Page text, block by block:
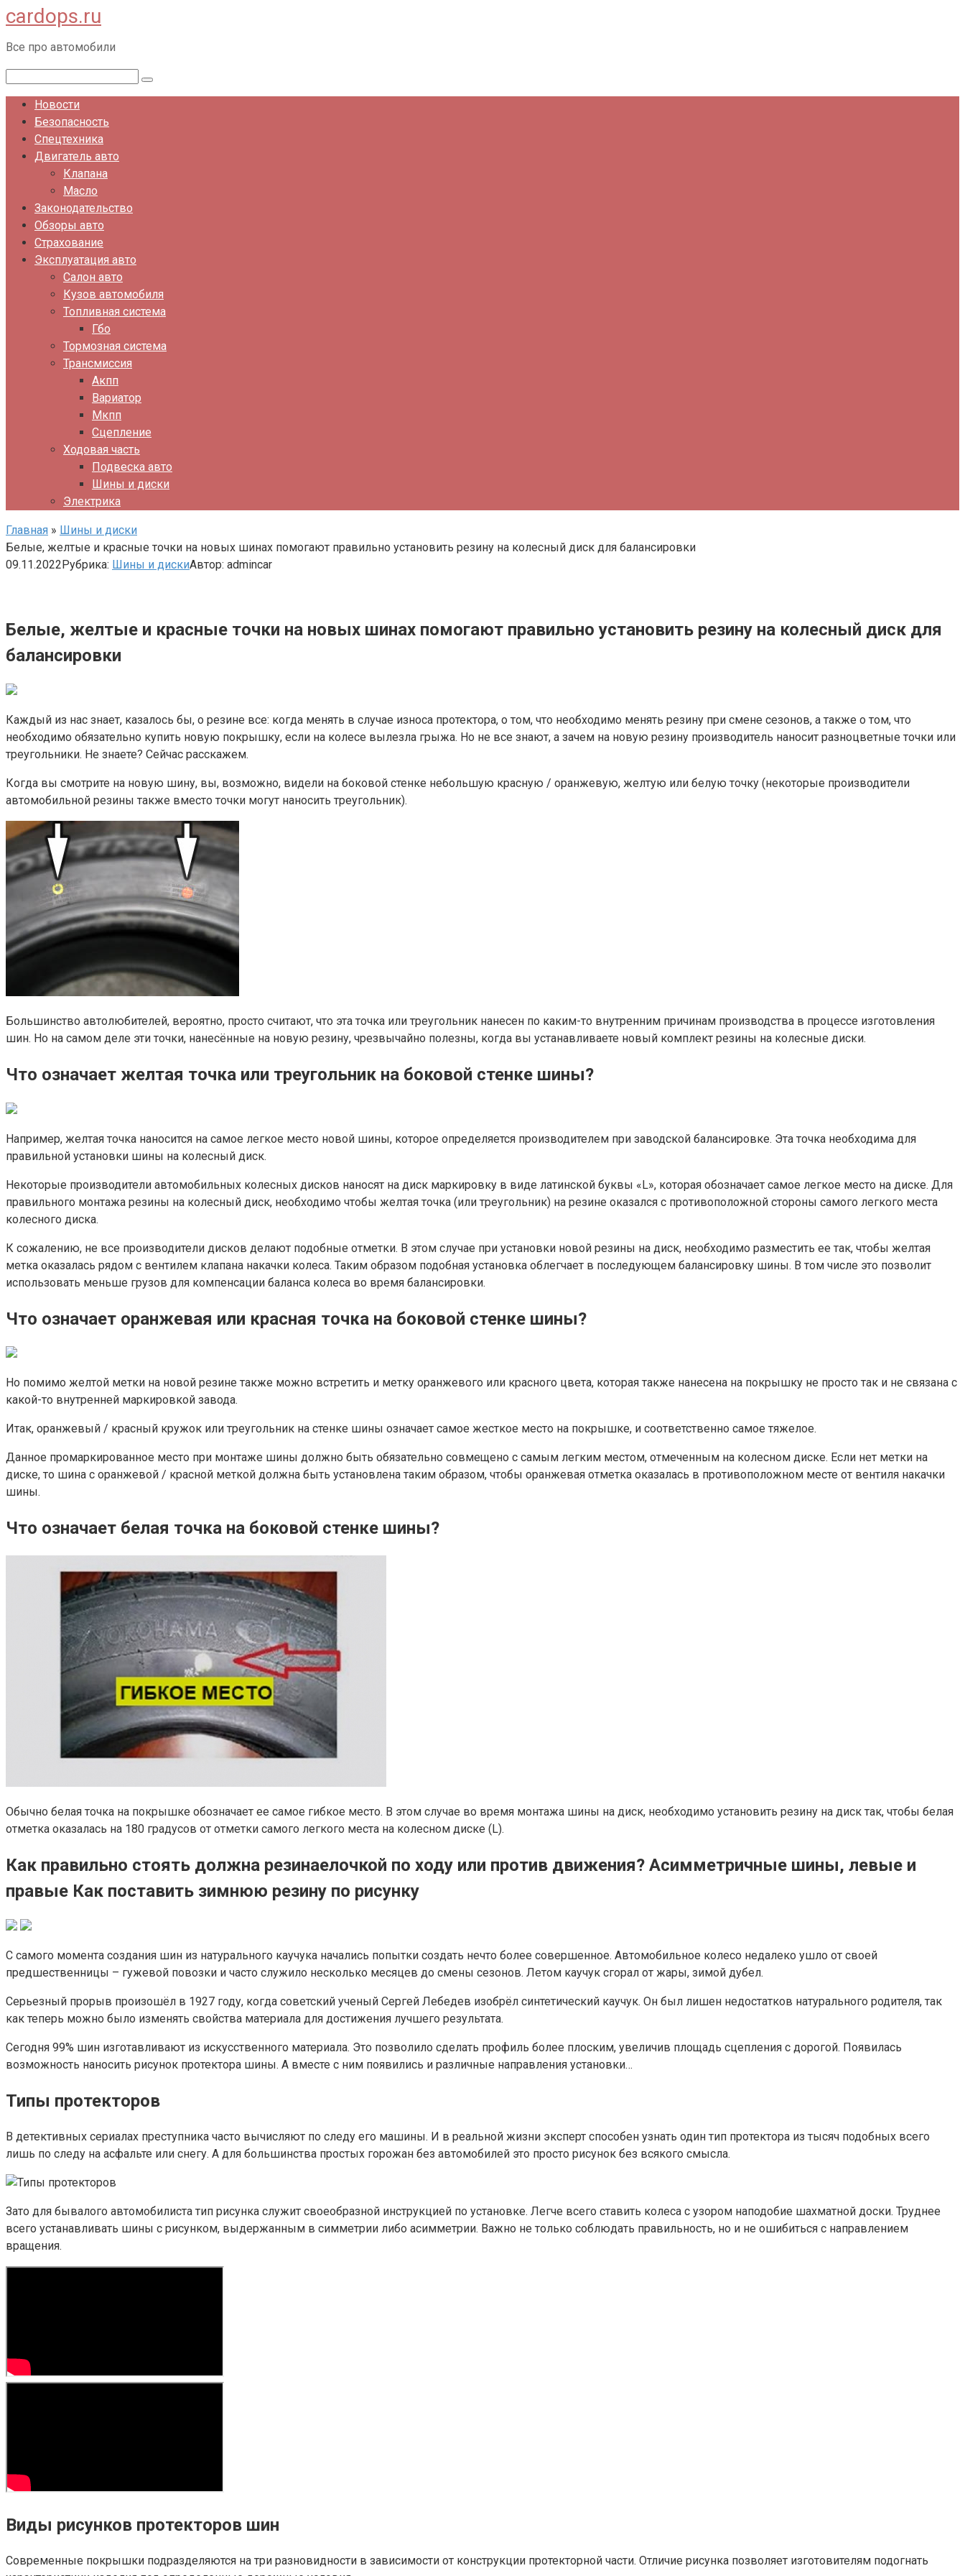
Перейти
к
контенту
cardops.ru
Все про автомобили
Новости
Безопасность
Спецтехника
Двигатель авто
Клапана
Масло
Законодательство
Обзоры авто
Страхование
Эксплуатация авто
Салон авто
Кузов автомобиля
Топливная система
Гбо
Тормозная система
Трансмиссия
Акпп
Вариатор
Мкпп
Сцепление
Ходовая часть
Подвеска авто
Шины и диски
Электрика
Главная » Шины и диски
Белые, желтые и красные точки на новых шинах помогают правильно установить резину на колесный диск для балансировки
09.11.2022Рубрика: Шины и дискиАвтор: admincar
Белые, желтые и красные точки на новых шинах помогают правильно установить резину на колесный диск для
балансировки
Каждый из нас знает, казалось бы, о резине все: когда менять в случае износа протектора, о том, что необходимо менять резину при смене сезонов, а также о том, что
необходимо обязательно купить новую покрышку, если на колесе вылезла грыжа. Но не все знают, а зачем на новую резину производитель наносит разноцветные точки или
треугольники. Не знаете? Сейчас расскажем.
Когда вы смотрите на новую шину, вы, возможно, видели на боковой стенке небольшую красную / оранжевую, желтую или белую точку (некоторые производители
автомобильной резины также вместо точки могут наносить треугольник).
Большинство автолюбителей, вероятно, просто считают, что эта точка или треугольник нанесен по каким-то внутренним причинам производства в процессе изготовления
шин. Но на самом деле эти точки, нанесённые на новую резину, чрезвычайно полезны, когда вы устанавливаете новый комплект резины на колесные диски.
Что означает желтая точка или треугольник на боковой стенке шины?
Например, желтая точка наносится на самое легкое место новой шины, которое определяется производителем при заводской балансировке. Эта точка необходима для
правильной установки шины на колесный диск.
Некоторые производители автомобильных колесных дисков наносят на диск маркировку в виде латинской буквы «L», которая обозначает самое легкое место на диске. Для
правильного монтажа резины на колесный диск, необходимо чтобы желтая точка (или треугольник) на резине оказался с противоположной стороны самого легкого места
колесного диска.
К сожалению, не все производители дисков делают подобные отметки. В этом случае при установки новой резины на диск, необходимо разместить ее так, чтобы желтая
метка оказалась рядом с вентилем клапана накачки колеса. Таким образом подобная установка облегчает в последующем балансировку шины. В том числе это позволит
использовать меньше грузов для компенсации баланса колеса во время балансировки.
Что означает оранжевая или красная точка на боковой стенке шины?
Но помимо желтой метки на новой резине также можно встретить и метку оранжевого или красного цвета, которая также нанесена на покрышку не просто так и не связана с
какой-то внутренней маркировкой завода.
Итак, оранжевый / красный кружок или треугольник на стенке шины означает самое жесткое место на покрышке, и соответственно самое тяжелое.
Данное промаркированное место при монтаже шины должно быть обязательно совмещено с самым легким местом, отмеченным на колесном диске. Если нет метки на
диске, то шина с оранжевой / красной меткой должна быть установлена таким образом, чтобы оранжевая отметка оказалась в противоположном месте от вентиля накачки
шины.
Что означает белая точка на боковой стенке шины?
Обычно белая точка на покрышке обозначает ее самое гибкое место. В этом случае во время монтажа шины на диск, необходимо установить резину на диск так, чтобы белая
отметка оказалась на 180 градусов от отметки самого легкого места на колесном диске (L).
Как правильно стоять должна резинаелочкой по ходу или против движения? Асимметричные шины, левые и
правые Как поставить зимнюю резину по рисунку
С самого момента создания шин из натурального каучука начались попытки создать нечто более совершенное. Автомобильное колесо недалеко ушло от своей
предшественницы – гужевой повозки и часто служило несколько месяцев до смены сезонов. Летом каучук сгорал от жары, зимой дубел.
Серьезный прорыв произошёл в 1927 году, когда советский ученый Сергей Лебедев изобрёл синтетический каучук. Он был лишен недостатков натурального родителя, так
как теперь можно было изменять свойства материала для достижения лучшего результата.
Сегодня 99% шин изготавливают из искусственного материала. Это позволило сделать профиль более плоским, увеличив площадь сцепления с дорогой. Появилась
возможность наносить рисунок протектора шины. А вместе с ним появились и различные направления установки…
Типы протекторов
В детективных сериалах преступника часто вычисляют по следу его машины. И в реальной жизни эксперт способен узнать один тип протектора из тысяч подобных всего
лишь по следу на асфальте или снегу. А для большинства простых горожан без автомобилей это просто рисунок без всякого смысла.
Зато для бывалого автомобилиста тип рисунка служит своеобразной инструкцией по установке. Легче всего ставить колеса с узором наподобие шахматной доски. Труднее
всего устанавливать шины с рисунком, выдержанным в симметрии либо асимметрии. Важно не только соблюдать правильность, но и не ошибиться с направлением
вращения.
Виды рисунков протекторов шин
Современные покрышки подразделяются на три разновидности в зависимости от конструкции протекторной части. Отличие рисунка позволяет изготовителям подогнать